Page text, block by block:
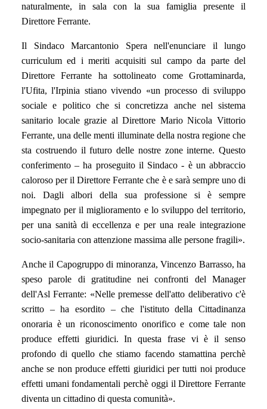
naturalmente, in sala con la sua famiglia presente il
Direttore Ferrante.
Il Sindaco Marcantonio Spera nell'enunciare il lungo
curriculum ed i meriti acquisiti sul campo da parte del
Direttore Ferrante ha sottolineato come Grottaminarda,
l'Ufita, l'Irpinia stiano vivendo «un processo di sviluppo
sociale e politico che si concretizza anche nel sistema
sanitario locale grazie al Direttore Mario Nicola Vittorio
Ferrante, una delle menti illuminate della nostra regione che
sta costruendo il futuro delle nostre zone interne. Questo
conferimento – ha proseguito il Sindaco - è un abbraccio
caloroso per il Direttore Ferrante che è e sarà sempre uno di
noi. Dagli albori della sua professione si è sempre
impegnato per il miglioramento e lo sviluppo del territorio,
per una sanità di eccellenza e per una reale integrazione
socio-sanitaria con attenzione massima alle persone fragili».
Anche il Capogruppo di minoranza, Vincenzo Barrasso, ha
speso parole di gratitudine nei confronti del Manager
dell'Asl Ferrante: «Nelle premesse dell'atto deliberativo c'è
scritto – ha esordito – che l'istituto della Cittadinanza
onoraria è un riconoscimento onorifico e come tale non
produce effetti giuridici. In questa frase vi è il senso
profondo di quello che stiamo facendo stamattina perchè
anche se non produce effetti giuridici per tutti noi produce
effetti umani fondamentali perchè oggi il Direttore Ferrante
diventa un cittadino di questa comunità».